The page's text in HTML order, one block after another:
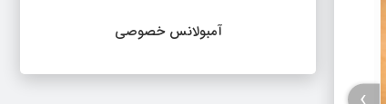
آمبولانس خصوصی